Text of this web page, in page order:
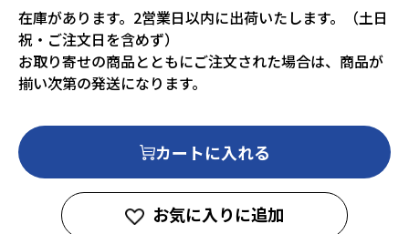
在庫があります。2営業日以内に出荷いたします。（土日
祝・ご注文日を含めず）
お取り寄せの商品とともにご注文された場合は、商品が
揃い次第の発送になります。
カートに入れる
お気に入りに追加